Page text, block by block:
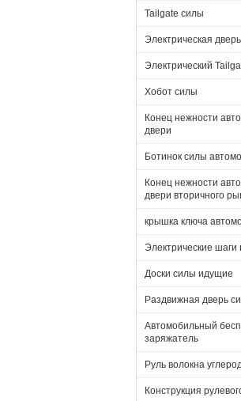
Tailgate силы
Электрическая
Электрический
Хобот силы
Конец нежности
двери
Ботинок силы
Конец нежности
двери вторичного
крышка ключа
Электрические шаги
Доски силы идущие
Раздвижная дверь
Автомобильный
заряжатель
Руль волокна
Конструкция